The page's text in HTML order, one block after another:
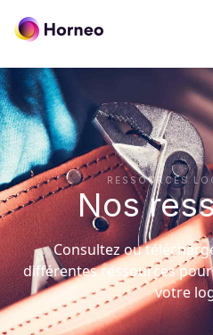
RESSOURCES
Nos
Consultez ou
différentes ressources
votre